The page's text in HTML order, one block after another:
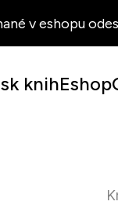
v eshopu
knihEshop